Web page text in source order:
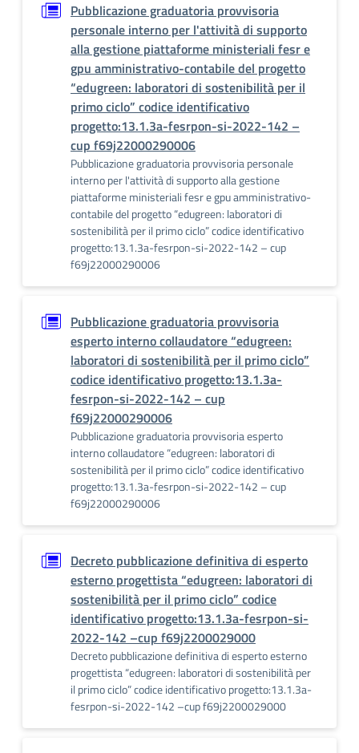
Pubblicazione graduatoria provvisoria
personale interno per l'attività di supporto
alla gestione piattaforme ministeriali fesr e
gpu amministrativo-contabile del progetto
“edugreen: laboratori di sostenibilità per il
primo ciclo” codice identificativo
progetto:13.1.3a-fesrpon-si-2022-142 –
cup f69j22000290006
Pubblicazione graduatoria provvisoria personale
interno per l'attività di supporto alla gestione
piattaforme ministeriali fesr e gpu amministrativo-
contabile del progetto “edugreen: laboratori di
sostenibilità per il primo ciclo” codice identificativo
progetto:13.1.3a-fesrpon-si-2022-142 – cup
f69j22000290006
Pubblicazione graduatoria provvisoria
esperto interno collaudatore “edugreen:
laboratori di sostenibilità per il primo ciclo”
codice identificativo progetto:13.1.3a-
fesrpon-si-2022-142 – cup
f69j22000290006
Pubblicazione graduatoria provvisoria esperto
interno collaudatore “edugreen: laboratori di
sostenibilità per il primo ciclo” codice identificativo
progetto:13.1.3a-fesrpon-si-2022-142 – cup
f69j22000290006
Decreto pubblicazione definitiva di esperto
esterno progettista “edugreen: laboratori di
sostenibilità per il primo ciclo” codice
identificativo progetto:13.1.3a-fesrpon-si-
2022-142 –cup f69j2200029000
Decreto pubblicazione definitiva di esperto esterno
progettista “edugreen: laboratori di sostenibilità per
il primo ciclo” codice identificativo progetto:13.1.3a-
fesrpon-si-2022-142 –cup f69j2200029000